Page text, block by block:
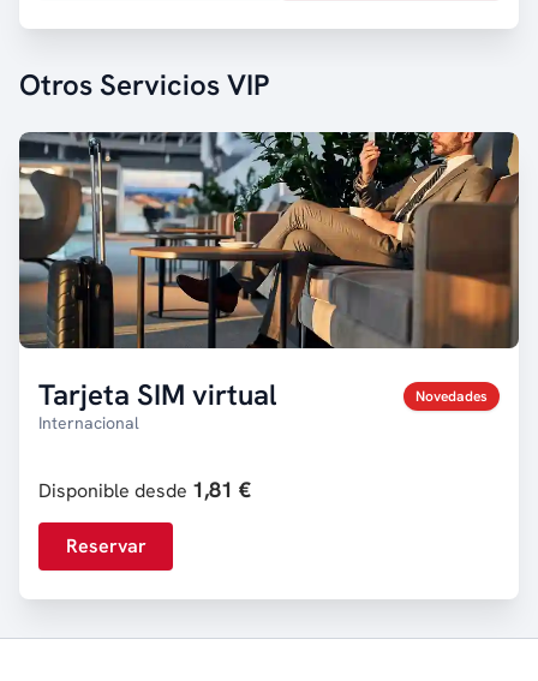
Otros Servicios VIP
Tarjeta SIM virtual
Internacional
Novedades
Disponible desde 1,81 €
Reservar